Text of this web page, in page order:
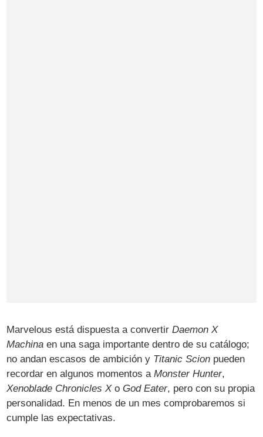
Marvelous está dispuesta a convertirDaemon X
Machina en una saga importante dentro de su catálogo;
no andan escasos de ambición y Titanic Scion pueden
recordar en algunos momentos aMonster Hunter,
Xenoblade Chronicles XoGod Eater, pero con su propia
personalidad. En menos de un mes comprobaremos si
cumple las expectativas.